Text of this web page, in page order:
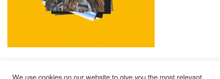
We use cookies on our website to give you the most relevant